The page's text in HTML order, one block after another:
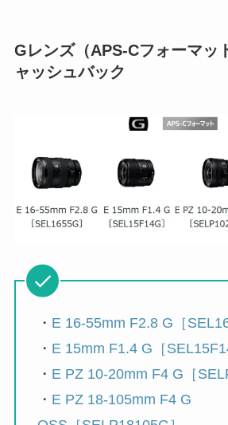
Gレンズ（APS-Cフォーマッ
ャッシュバック
・ E 16-55mm F2.8 G［
・ E 15mm F1.4 G［
・ E PZ 10-20mm F4 G［
・ E PZ 18-105mm F4 G